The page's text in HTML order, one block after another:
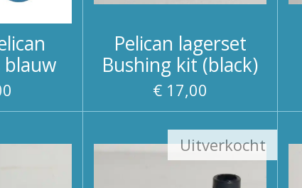
Pelican lagerset
Bushing kit (black)
€ 17,00
Uitverkocht